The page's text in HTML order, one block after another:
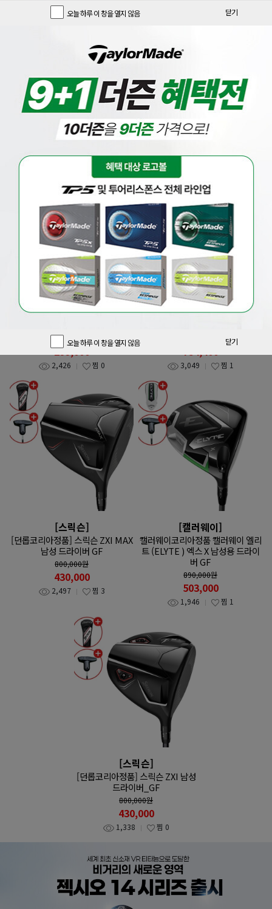
오늘 하루 이 창을 열지 않음 닫기
오늘 하루 이 창을 열지 않음 닫기
[리퍼브특가/색바램][글로벌니힐로
정품] 크리션 DADT 루즈 스탠드백
[리퍼브 상품] 프로기아 정품 22년
피알지알 PRGR 03 포지드 8 아이
베스트
우드 유틸 아이언 웨지 퍼터
[마제스티]
[마제스티코리아정품] 21년 마루망
850,000원
299,000
2,426 찜 0
[핑]
증정 삼양인터내셔날정품 핑 G440
754,400
3,049 찜 1
[스릭슨]
[던롭코리아정품] 스릭슨 ZXI MAX
남성 드라이버 GF
800,000원
430,000
2,497 찜 3
[캘러웨이]
캘러웨이코리아정품 캘러웨이 엘리
트 (ELYTE ) 엑스 X 남성용 드라이
버 GF
890,000원
503,000
1,946 찜 1
[스릭슨]
[던롭코리아정품] 스릭슨 ZXI 남성
드라이버_GF
800,000원
430,000
1,338 찜 0